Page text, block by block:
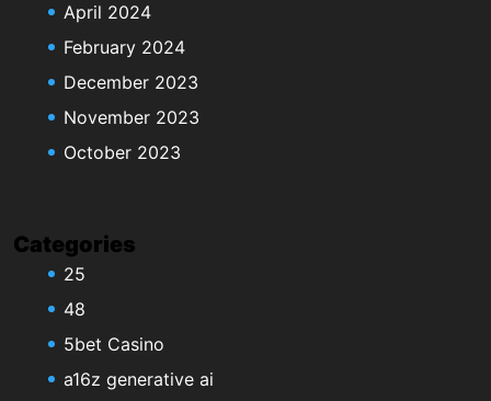
April 2024
February 2024
December 2023
November 2023
October 2023
Categories
25
48
5bet Casino
a16z generative ai